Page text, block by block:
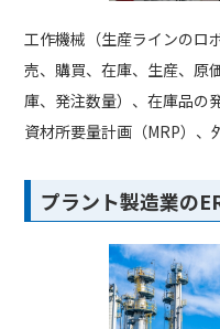
工作機械（生産ラインのロ
売、購買、在庫、生産、原
庫、発注数量）、在庫品の
資材所要量計画（MRP）、
プラント製造業の